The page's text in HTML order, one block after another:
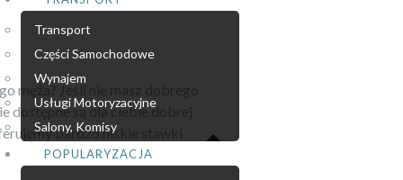
Transport
Części Samochodowe
Wynajem
Usługi Motoryzacyjne
Salony, Komisy
POPULARYZACJA
męża? Jeśli nie masz dobrego
dostępne są dla ciebie dobrej
bardzo niskie stawki